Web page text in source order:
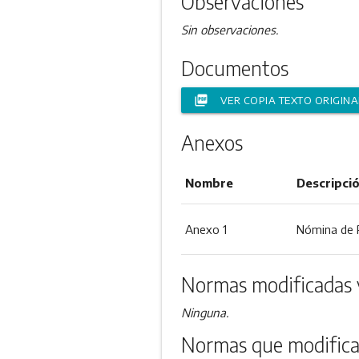
Sin observaciones.
Documentos
picture_as_pdf VER COPIA TEXTO
Anexos
Nombre
Anexo 1 Nómina de
Normas
Ninguna.
Normas que